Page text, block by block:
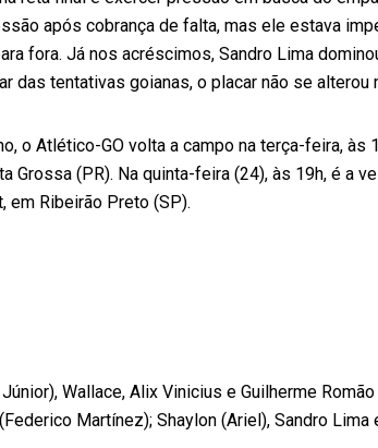
após cobrança de falta, mas ele estava
fora. Já nos acréscimos, Sandro Lima
das tentativas goianas, o placar não se alterou
o Atlético-GO volta a campo na terça-feira, às
Grossa (PR). Na quinta-feira (24), às 19h, é a
em Ribeirão Preto (SP).
Wallace, Alix Vinicius e Guilherme
Martínez); Shaylon (Ariel), Sandro Lima